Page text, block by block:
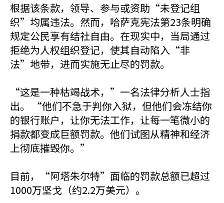
根据该条款，领导、参与或资助“未登记组
织”均属违法。然而，哈萨克宪法第23条明确
规定公民享有结社自由。在现实中，当局通过
拒绝为人权组织登记，使其自动陷入“非
法”地带，进而实施无止尽的罚款。
“这是一种枯竭战术，”一名法律分析人士指
出。 “他们不急于判你入狱，但他们会冻结你
的银行账户，让你无法工作，让每一笔微小的
捐款都变成巨额罚款。他们试图从精神和经济
上彻底摧毁你。”
目前，“阿塔朱尔特”面临的罚款总额已超过
1000万坚戈（约2.2万美元）。